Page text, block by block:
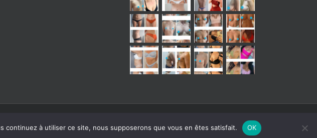
InstagramFacebookYouTube
X
continuez à utiliser ce site, nous supposerons que vous en êtes satisfait. OK